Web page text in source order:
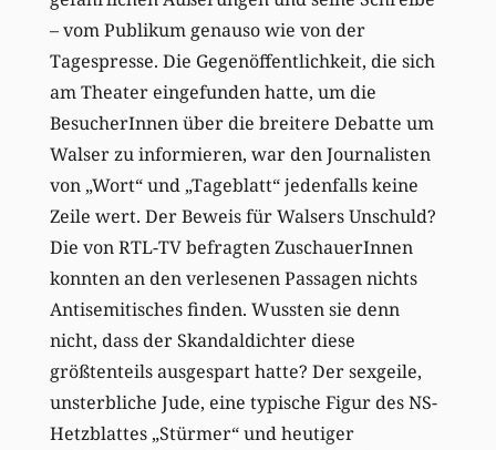
– vom Publikum genauso wie von der
Tagespresse. Die Gegenöffentlichkeit, die sich
am Theater eingefunden hatte, um die
BesucherInnen über die breitere Debatte um
Walser zu informieren, war den Journalisten
von „Wort“ und „Tageblatt“ jedenfalls keine
Zeile wert. Der Beweis für Walsers Unschuld?
Die von RTL-TV befragten ZuschauerInnen
konnten an den verlesenen Passagen nichts
Antisemitisches finden. Wussten sie denn
nicht, dass der Skandaldichter diese
größtenteils ausgespart hatte? Der sexgeile,
unsterbliche Jude, eine typische Figur des NS-
Hetzblattes „Stürmer“ und heutiger